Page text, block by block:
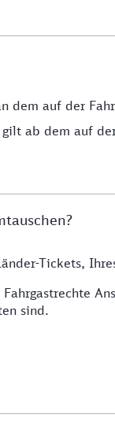
dem auf der
ab dem auf
Tickets,
sind.